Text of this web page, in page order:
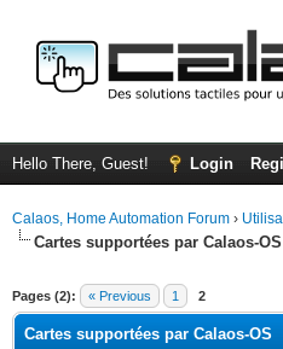
Hello There, Guest! Login
Calaos, Home Automation Forum ›
Cartes supportées par Calaos-OS
Pages (2): « Previous 1 2
Cartes supportées par Calaos-OS